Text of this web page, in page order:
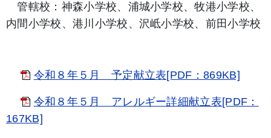
管轄校：神森小学校、浦城小学校、牧港小学校、
内間小学校、港川小学校、沢岻小学校、前田小学校
令和８年５月 予定献立表[PDF：869KB]
令和８年５月 アレルギー詳細献立表[PDF：
167KB]